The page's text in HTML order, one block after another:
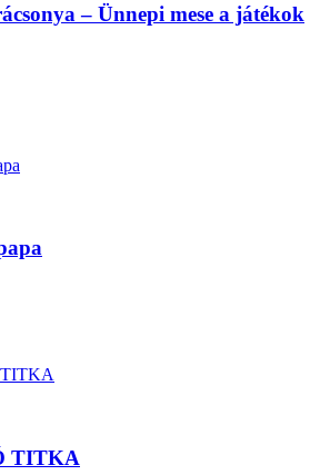
– Ünnepi mese a játékok
TITKA